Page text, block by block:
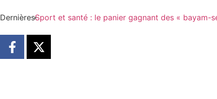
DernièresSport et santé : le panier gagnant des « bayam-